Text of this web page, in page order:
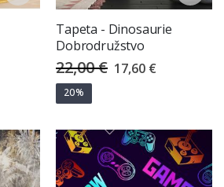
Tapeta - Dinosaurie
Dobrodružstvo
22,00 € Special
Price
17,60 €
20%